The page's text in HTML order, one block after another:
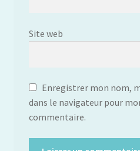
Site web
Enregistrer mon nom,
dans le navigateur pour
commentaire.